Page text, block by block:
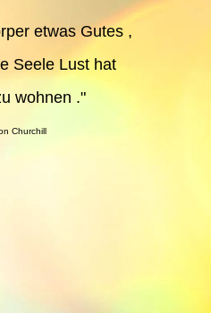
etwas Gutes ,
Seele Lust hat
wohnen ."
Churchill